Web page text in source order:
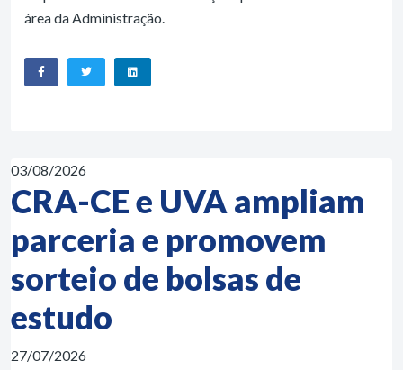
área da Administração.
03/08/2026
CRA-CE e UVA ampliam
parceria e promovem
sorteio de bolsas de
estudo
27/07/2026